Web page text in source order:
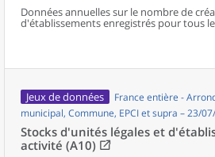
Données annuelles sur le nombre de
d'établissements enregistrés pour tous
selon le secteur d’activité et la forme légale.
Jeux de données
France entière -
municipal, Commune, EPCI et supra – 23/
Stocks d'unités légales et
activité (A10)